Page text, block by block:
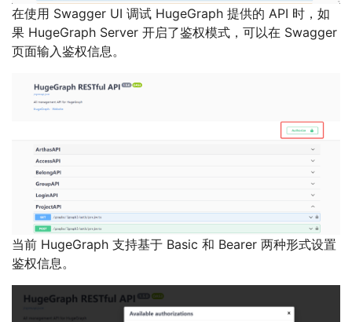
在使用 Swagger UI 调试 HugeGraph 提供的 API 时，如
果 HugeGraph Server 开启了鉴权模式，可以在 Swagger
页面输入鉴权信息。
当前 HugeGraph 支持基于 Basic 和 Bearer 两种形式设置
鉴权信息。